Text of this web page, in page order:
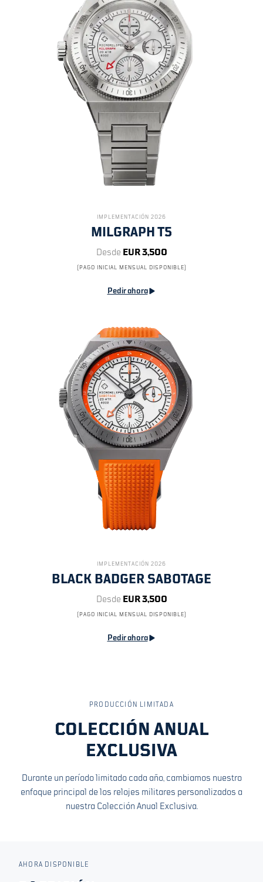
IMPLEMENTACIÓN 2026
MILGRAPH T5
Desde EUR 3,500
(PAGO INICIAL MENSUAL DISPONIBLE)
Pedir ahora
IMPLEMENTACIÓN 2026
BLACK BADGER SABOTAGE
Desde EUR 3,500
(PAGO INICIAL MENSUAL DISPONIBLE)
Pedir ahora
PRODUCCIÓN LIMITADA
COLECCIÓN ANUAL
EXCLUSIVA
Durante un período limitado cada año, cambiamos nuestro
enfoque principal de los relojes militares personalizados a
nuestra Colección Anual Exclusiva.
AHORA DISPONIBLE